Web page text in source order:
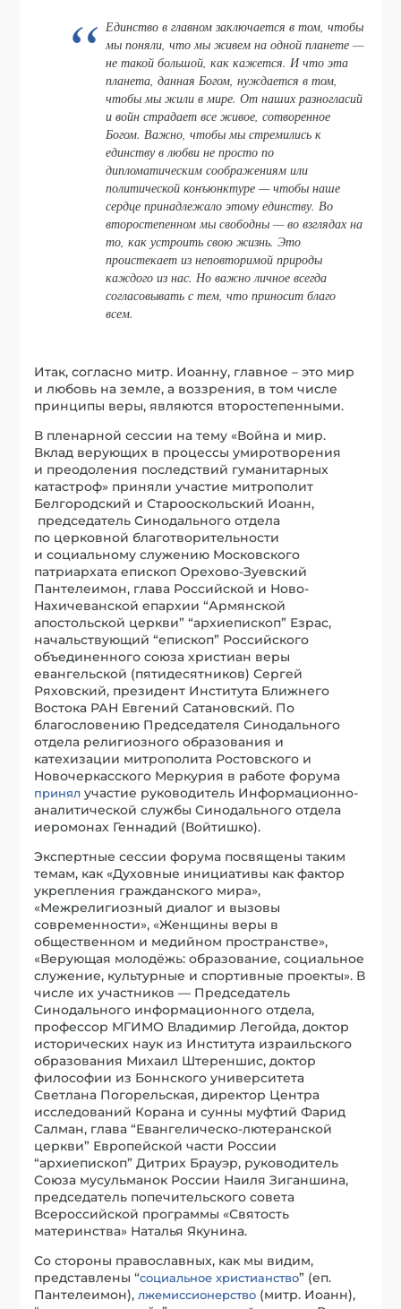
Единство в главном заключается в том, чтобы
мы поняли, что мы живем на одной планете —
не такой большой, как кажется. И что эта
планета, данная Богом, нуждается в том,
чтобы мы жили в мире. От наших разногласий
и войн страдает все живое, сотворенное
Богом. Важно, чтобы мы стремились к
единству в любви не просто по
дипломатическим соображениям или
политической конъюнктуре — чтобы наше
сердце принадлежало этому единству. Во
второстепенном мы свободны — во взглядах на
то, как устроить свою жизнь. Это
проистекает из неповторимой природы
каждого из нас. Но важно личное всегда
согласовывать с тем, что приносит благо
всем.
Итак, согласно митр. Иоанну, главное – это мир
и любовь на земле, а воззрения, в том числе
принципы веры, являются второстепенными.
В пленарной сессии на тему «Война и мир.
Вклад верующих в процессы умиротворения
и преодоления последствий гуманитарных
катастроф» приняли участие митрополит
Белгородский и Старооскольский Иоанн,
председатель Синодального отдела
по церковной благотворительности
и социальному служению Московского
патриархата епископ Орехово-Зуевский
Пантелеимон, глава Российской и Ново-
Нахичеванской епархии “Армянской
апостольской церкви” “архиепископ” Езрас,
начальствующий “епископ” Российского
объединенного союза христиан веры
евангельской (пятидесятников) Сергей
Ряховский, президент Института Ближнего
Востока РАН Евгений Сатановский. По
благословению Председателя Синодального
отдела религиозного образования и
катехизации митрополита Ростовского и
Новочеркасского Меркурия в работе форума
принял участие руководитель Информационно-
аналитической службы Синодального отдела
иеромонах Геннадий (Войтишко).
Экспертные сессии форума посвящены таким
темам, как «Духовные инициативы как фактор
укрепления гражданского мира»,
«Межрелигиозный диалог и вызовы
современности», «Женщины веры в
общественном и медийном пространстве»,
«Верующая молодёжь: образование, социальное
служение, культурные и спортивные проекты». В
числе их участников — Председатель
Синодального информационного отдела,
профессор МГИМО Владимир Легойда, доктор
исторических наук из Института израильского
образования Михаил Штереншис, доктор
философии из Боннского университета
Светлана Погорельская, директор Центра
исследований Корана и сунны муфтий Фарид
Салман, глава “Евангелическо-лютеранской
церкви” Европейской части России
“архиепископ” Дитрих Брауэр, руководитель
Союза мусульманок России Наиля Зиганшина,
председатель попечительского совета
Всероссийской программы «Святость
материнства» Наталья Якунина.
Со стороны православных, как мы видим,
представлены “социальное христианство” (еп.
Пантелеимон),лжемиссионерство (митр. Иоанн),